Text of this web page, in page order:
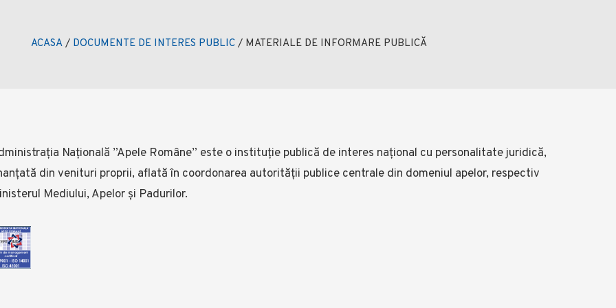
ACASA / DOCUMENTE DE INTERES PUBLIC / MATERIALE DE INFORMARE PUBLICĂ
Națională ”Apele Române” este o instituție publică de interes național cu personalitate juridică,
din venituri proprii, aflată în coordonarea autorității publice centrale din domeniul apelor, respectiv
Mediului, Apelor și Padurilor.